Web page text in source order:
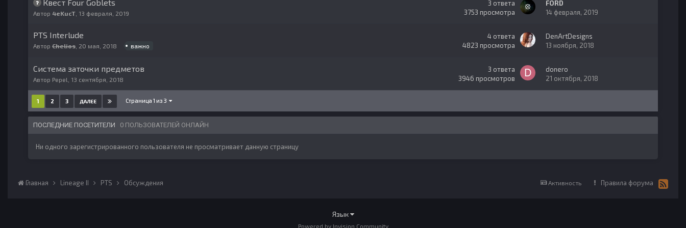
Квест Four Goblets
Автор 4eKucT 13 февраля, 2019
3 ответа
3753 просмотра
FORD
14 февраля, 2019
PTS Interlude
Автор Chelios 20 мая, 2018 важно
4 ответа
4823 просмотра
DenArtDesigns
13 ноября, 2018
Система заточки предметов
Автор Pepel 13 сентября, 2018
3 ответа
3946 просмотров
donero
21 октября, 2018
1 2 3 ДАЛЕЕ Страница 1 из 3
ПОСЛЕДНИЕ ПОСЕТИТЕЛИ 0 ПОЛЬЗОВАТЕЛЕЙ ОНЛАЙН
Ни одного зарегистрированного пользователя не просматривает данную страницу
Активность Правила форума
Главная Lineage II PTS Обсуждения
Язык
Powered by Invision Community